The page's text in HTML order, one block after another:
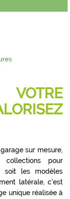
VOTRE
sur mesure,
collections pour
soit les modèles
latérale, c'est
unique réalisée à